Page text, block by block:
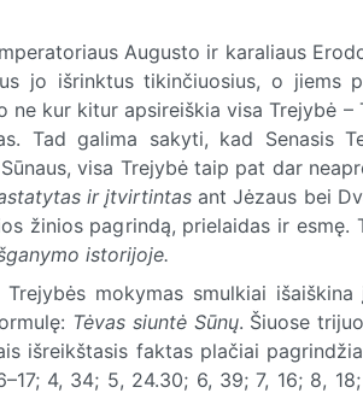
Augusto ir karaliaus
jo išrinktus tikinčiuosius, o jiems
ne kur kitur apsireiškia visa Trejybė –
Tad galima sakyti, kad Senasis
visa Trejybė taip pat dar
ir įtvirtintasant Jėzaus bei
žinios pagrindą, prielaidas ir esmę.
istorijoje.
Trejybės mokymas smulkiai
Tėvas siuntė Sūnų. Šiuose
išreikštasis faktas plačiai
4, 34; 5, 24.30; 6, 39; 7, 16; 8,